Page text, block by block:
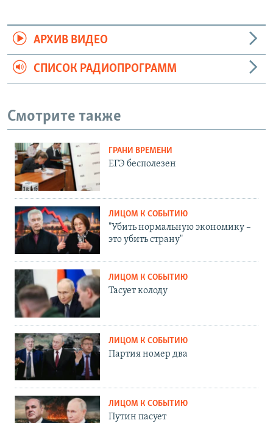
АРХИВ ВИДЕО
СПИСОК РАДИОПРОГРАММ
Смотрите также
ГРАНИ ВРЕМЕНИ
ЕГЭ бесполезен
ЛИЦОМ К СОБЫТИЮ
"Убить нормальную экономику –
это убить страну"
ЛИЦОМ К СОБЫТИЮ
Тасует колоду
ЛИЦОМ К СОБЫТИЮ
Партия номер два
ЛИЦОМ К СОБЫТИЮ
Путин пасует